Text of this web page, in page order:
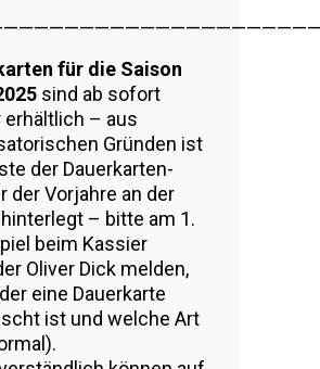
für die Saison
sind ab sofort
erhältlich – aus
Gründen ist
der Dauerkarten-
der Vorjahre an der
– bitte am 1.
beim Kassier
Oliver Dick melden,
eine Dauerkarte
ist und welche Art